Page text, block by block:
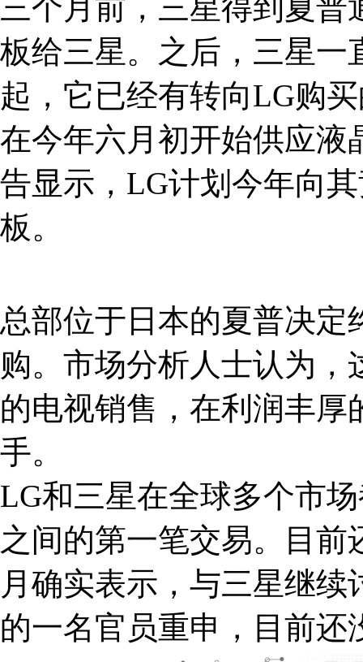
三个月前，三星得到夏
板给三星。之后，三星一
起，它已经有转向LG购
在今年六月初开始供应液
告显示，LG计划今年向
板。
总部位于日本的夏普决定
购。市场分析人士认为
的电视销售，在利润丰
手。
LG和三星在全球多个市
之间的第一笔交易。目
月确实表示，与三星继
的一名官员重申，目前